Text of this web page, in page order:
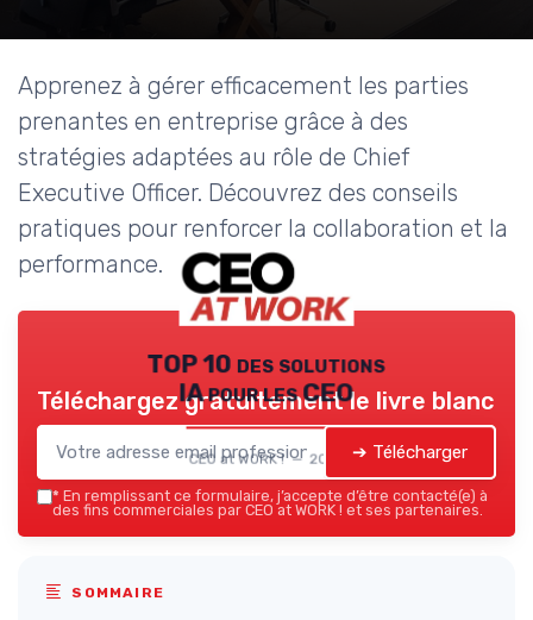
Apprenez à gérer efficacement les parties
prenantes en entreprise grâce à des
stratégies adaptées au rôle de Chief
Executive Officer. Découvrez des conseils
pratiques pour renforcer la collaboration et la
performance.
TOP 10 des solutions
IA pour les CEO
CEO at WORK ! — 2026
Téléchargez gratuitement le livre blanc
➔ Télécharger
* En remplissant ce formulaire, j’accepte d’être contacté(e) à
des fins commerciales par CEO at WORK ! et ses partenaires.
SOMMAIRE